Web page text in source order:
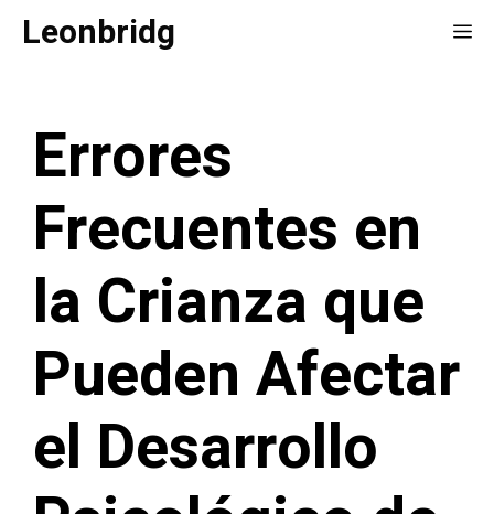
SaltarLeonbridg
Errores
Frecuentes en
la Crianza que
Pueden Afectar
el Desarrollo